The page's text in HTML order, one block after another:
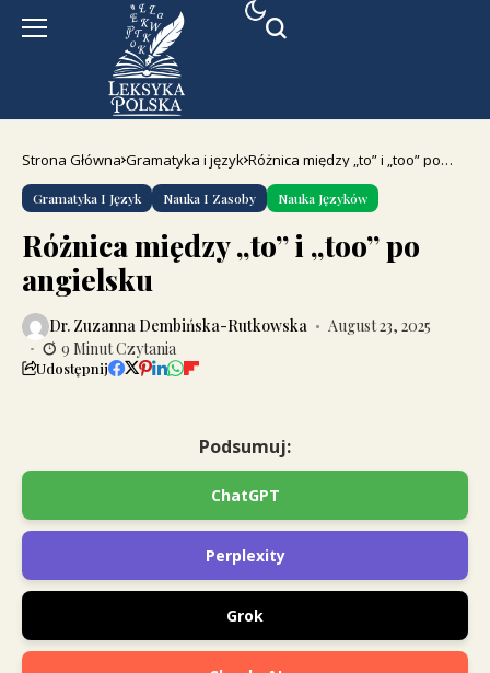
Strona Główna Gramatyka i język Różnica między „to” i „too” po
Gramatyka I Język Nauka I Zasoby Nauka Języków
Różnica między „to” i „too” po
angielsku
Dr. Zuzanna Dembińska-Rutkowska
August 23, 2025
9 Minut Czytania
Udostępnij
Podsumuj:
ChatGPT
Perplexity
Grok